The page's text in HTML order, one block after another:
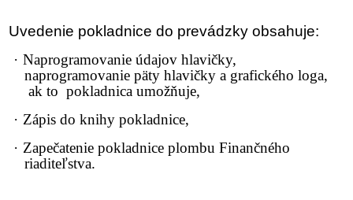
Uvedenie pokladnice do prevádzky obsahuje:
· Naprogramovanie údajov hlavičky,
naprogramovanie päty hlavičky a grafického loga,
ak to pokladnica umožňuje,
· Zápis do knihy pokladnice,
· Zapečatenie pokladnice plombu Finančného
riaditeľstva.